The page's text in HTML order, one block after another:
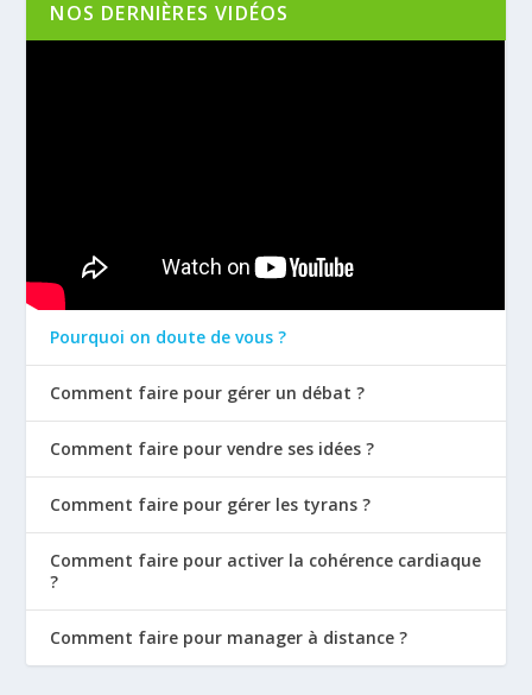
NOS DERNIÈRES VIDÉOS
Pourquoi on doute de vous ?
Comment faire pour gérer un débat ?
Comment faire pour vendre ses idées ?
Comment faire pour gérer les tyrans ?
Comment faire pour activer la cohérence cardiaque
?
Comment faire pour manager à distance ?